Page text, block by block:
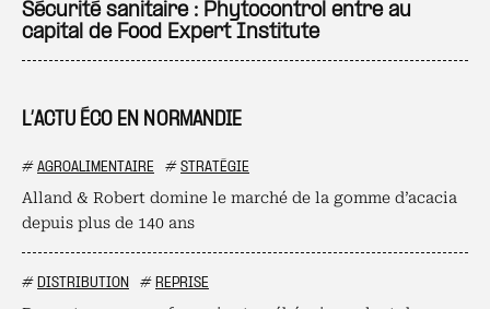
L’ACTU ÉCO EN NORMANDIE
# AGROALIMENTAIRE # STRATÉGIE
Alland & Robert domine le marché de la gomme d’acacia
depuis plus de 140 ans
# DISTRIBUTION # REPRISE
Sécurité sanitaire : Phytocontrol entre au
capital de Food Expert Institute